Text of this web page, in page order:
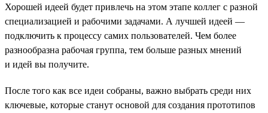
Хорошей идеей будет привлечь на этом этапе коллег с разной
специализацией и рабочими задачами. А лучшей идеей —
подключить к процессу самих пользователей. Чем более
разнообразна рабочая группа, тем больше разных мнений
и идей вы получите.
После того как все идеи собраны, важно выбрать среди них
ключевые, которые станут основой для создания прототипов